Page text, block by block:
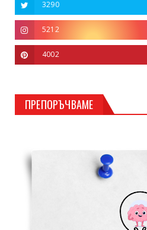
3290
5212
4002
ПРЕПОРЪЧВАМЕ